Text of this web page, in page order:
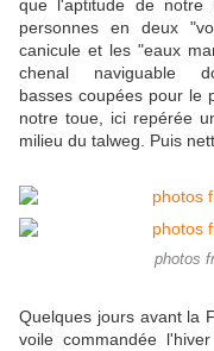
que l'aptitude de
personnes en deux
canicule et les "eaux
chenal naviguable
basses coupées pour le
notre toue, ici repérée
milieu du talweg. Puis
photos
Quelques jours avant la
voile commandée